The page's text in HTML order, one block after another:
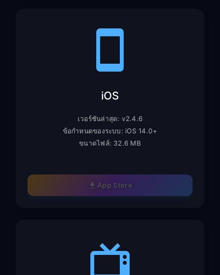
iOS
เวอร์ชันล่าสุด: v2.4.6
ข้อกำหนดของระบบ: iOS 14.0+
ขนาดไฟล์: 32.6 MB
App Store